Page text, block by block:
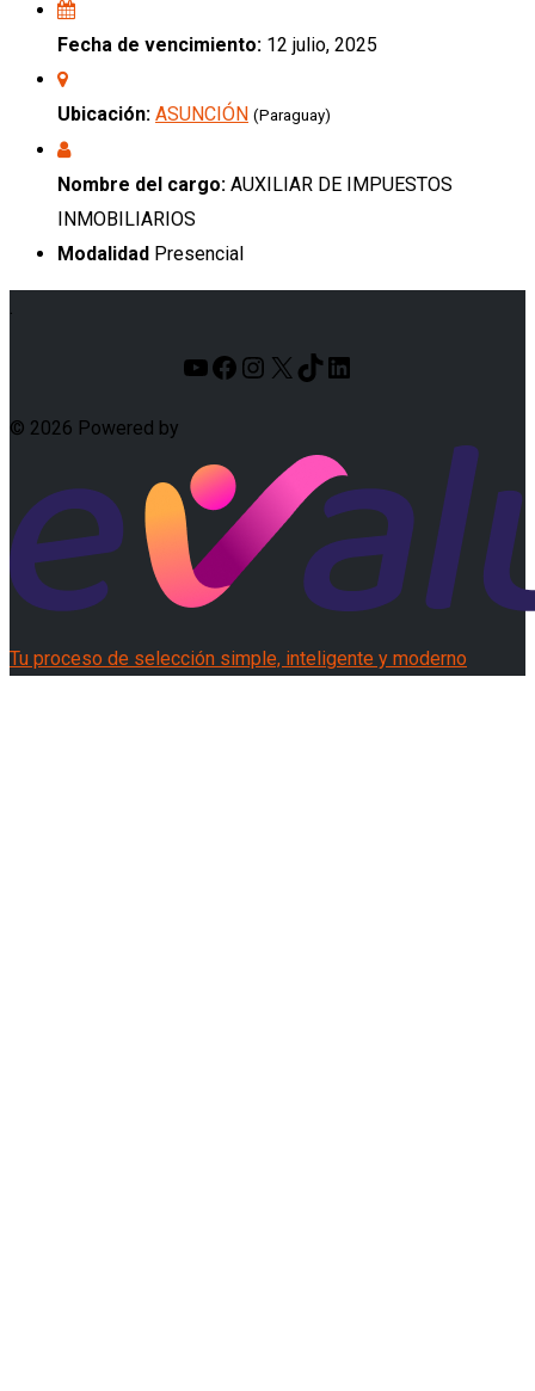
Fecha de vencimiento: 12 julio, 2025
Ubicación: ASUNCIÓN (Paraguay)
Nombre del cargo: AUXILIAR DE IMPUESTOS
INMOBILIARIOS
Modalidad Presencial
YouTube
Facebook
Instagram
X TikTok
LinkedIn
© 2026 Powered by
Tu proceso de selección simple, inteligente y moderno